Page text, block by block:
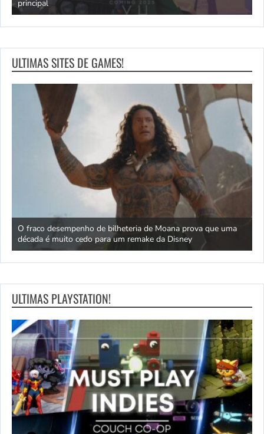
principal
ULTIMAS SITES DE GAMES!
O fraco desempenho de bilheteria de Moana prova que uma
década é muito cedo para um remake da Disney
ULTIMAS PLAYSTATION!